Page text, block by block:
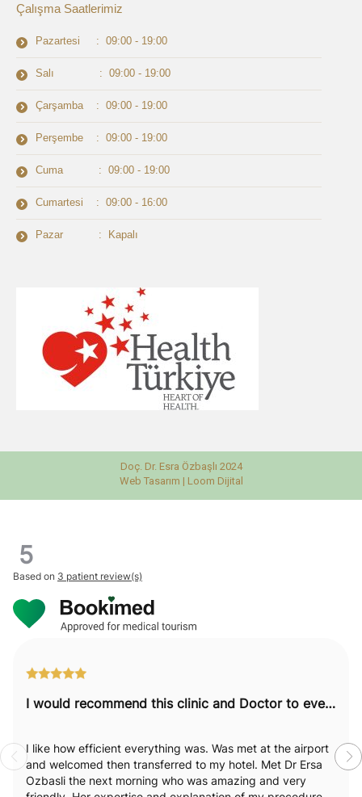
Çalışma Saatlerimiz
Pazartesi : 09:00 - 19:00
Salı : 09:00 - 19:00
Çarşamba : 09:00 - 19:00
Perşembe : 09:00 - 19:00
Cuma : 09:00 - 19:00
Cumartesi : 09:00 - 16:00
Pazar : Kapalı
Doç. Dr. Esra Özbaşlı 2024
Web Tasarım | Loom Dijital
5
Based on 3 patient review(s)
I would recommend this clinic and Doctor to everyone.
I like how efficient everything was. Was met at the airport
and welcomed then transferred to my hotel. Met Dr Ersa
Ozbasli the next morning who was amazing and very